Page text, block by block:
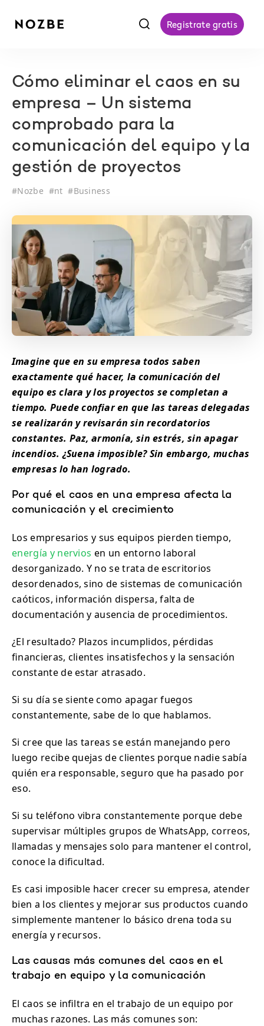
f Registrate gratis
Cómo eliminar el caos en su
empresa – Un sistema
comprobado para la
comunicación del equipo y la
gestión de proyectos
#Nozbe #nt #Business
Imagine que en su empresa todos saben
exactamente qué hacer, la comunicación del
equipo es clara y los proyectos se completan a
tiempo. Puede confiar en que las tareas delegadas
se realizarán y revisarán sin recordatorios
constantes. Paz, armonía, sin estrés, sin apagar
incendios. ¿Suena imposible? Sin embargo, muchas
empresas lo han logrado.
Por qué el caos en una empresa afecta la
comunicación y el crecimiento
Los empresarios y sus equipos pierden tiempo,
energía y nervios en un entorno laboral
desorganizado. Y no se trata de escritorios
desordenados, sino de sistemas de comunicación
caóticos, información dispersa, falta de
documentación y ausencia de procedimientos.
¿El resultado? Plazos incumplidos, pérdidas
financieras, clientes insatisfechos y la sensación
constante de estar atrasado.
Si su día se siente como apagar fuegos
constantemente, sabe de lo que hablamos.
Si cree que las tareas se están manejando pero
luego recibe quejas de clientes porque nadie sabía
quién era responsable, seguro que ha pasado por
eso.
Si su teléfono vibra constantemente porque debe
supervisar múltiples grupos de WhatsApp, correos,
llamadas y mensajes solo para mantener el control,
conoce la dificultad.
Es casi imposible hacer crecer su empresa, atender
bien a los clientes y mejorar sus productos cuando
simplemente mantener lo básico drena toda su
energía y recursos.
Las causas más comunes del caos en el
trabajo en equipo y la comunicación
El caos se infiltra en el trabajo de un equipo por
muchas razones. Las más comunes son: